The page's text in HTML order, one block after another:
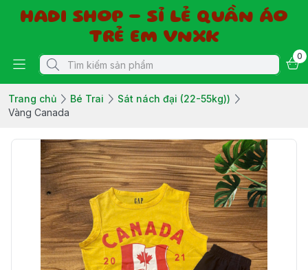
HADI SHOP - SỈ LẺ QUẦN ÁO
TRẺ EM VNXK
0
Trang chủ Bé Trai
Sát nách đại (22-55kg))
Vàng Canada